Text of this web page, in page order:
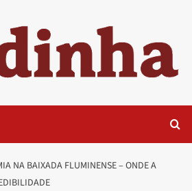
NA BAIXADA FLUMINENSE – ONDE A